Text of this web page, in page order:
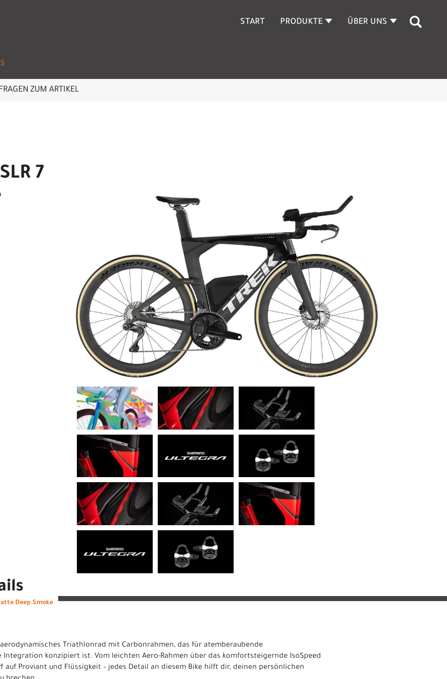
START PRODUKTE ÜBER UNS
ZUM ARTIKEL
7
Deep Smoke
aerodynamisches Triathlonrad mit Carbonrahmen, das für atemberaubende
konzipiert ist. Vom leichten Aero-Rahmen über das komfortsteigernde IsoSpeed
auf Proviant und Flüssigkeit – jedes Detail an diesem Bike hilft dir, deinen persönlichen